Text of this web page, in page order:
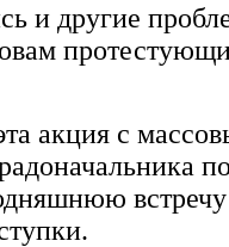
и другие
акция с